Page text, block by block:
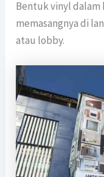
Bentuk vinyl dalam
memasangnya di
atau lobby.